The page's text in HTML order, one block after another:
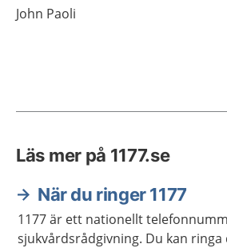
John Paoli
Läs mer på 1177.se
När du ringer 1177
1177 är ett nationellt
sjukvårdsrådgivning. Du kan